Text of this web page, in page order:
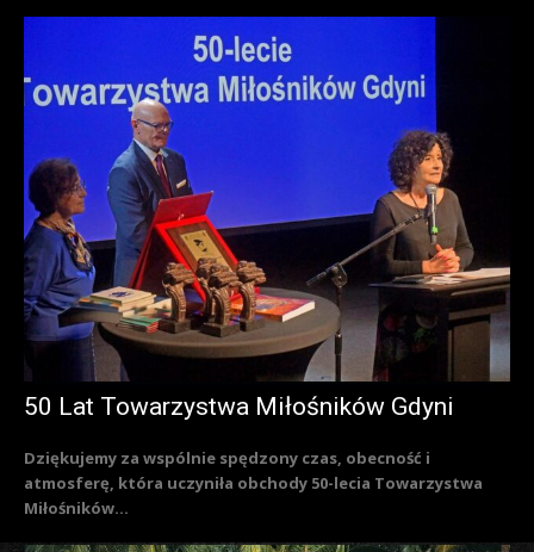
50 Lat Towarzystwa Miłośników Gdyni
Dziękujemy za wspólnie spędzony czas, obecność i
atmosferę, która uczyniła obchody 50-lecia Towarzystwa
Miłośników...